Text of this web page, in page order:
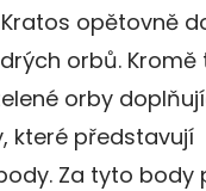
opětovně
orbů. Kromě
orby
které představují
Za tyto body